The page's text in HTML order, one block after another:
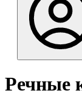
Речные